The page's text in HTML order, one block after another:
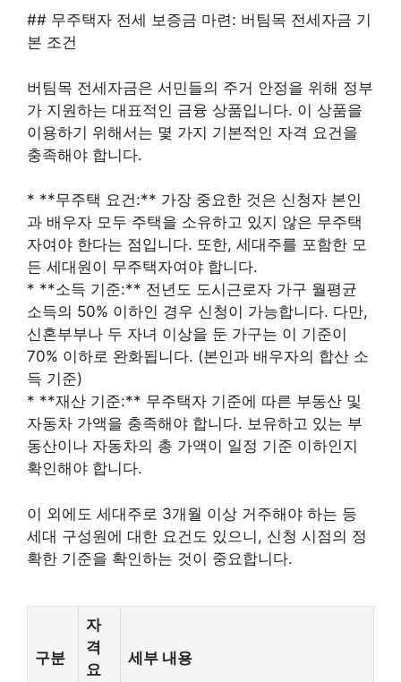
## 무주택자 전세 보증금 마련: 버팀목 전세자금 기
본 조건
버팀목 전세자금은 서민들의 주거 안정을 위해 정부
가 지원하는 대표적인 금융 상품입니다. 이 상품을
이용하기 위해서는 몇 가지 기본적인 자격 요건을
충족해야 합니다.
* **무주택 요건:** 가장 중요한 것은 신청자 본인
과 배우자 모두 주택을 소유하고 있지 않은 무주택
자여야 한다는 점입니다. 또한, 세대주를 포함한 모
든 세대원이 무주택자여야 합니다.
* **소득 기준:** 전년도 도시근로자 가구 월평균
소득의 50% 이하인 경우 신청이 가능합니다. 다만,
신혼부부나 두 자녀 이상을 둔 가구는 이 기준이
70% 이하로 완화됩니다. (본인과 배우자의 합산 소
득 기준)
* **재산 기준:** 무주택자 기준에 따른 부동산 및
자동차 가액을 충족해야 합니다. 보유하고 있는 부
동산이나 자동차의 총 가액이 일정 기준 이하인지
확인해야 합니다.
이 외에도 세대주로 3개월 이상 거주해야 하는 등
세대 구성원에 대한 요건도 있으니, 신청 시점의 정
확한 기준을 확인하는 것이 중요합니다.
구분
자
격
요
세부 내용